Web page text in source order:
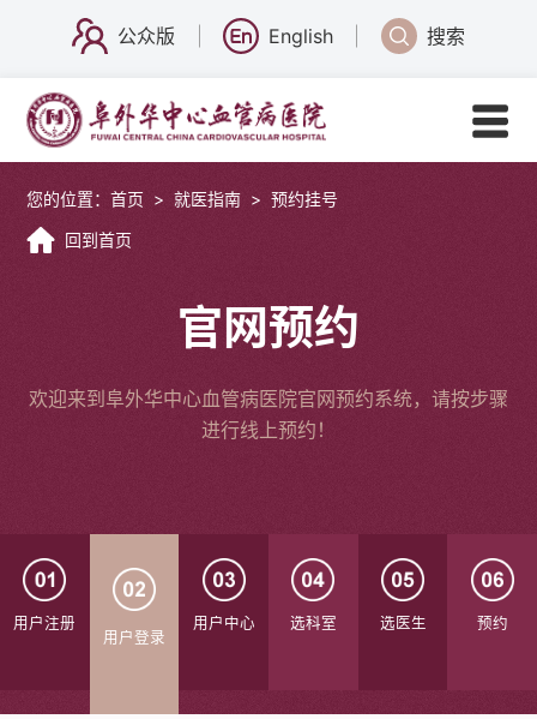
公众版 English 搜索
您的位置：首页 > 就医指南 > 预约挂号
回到首页
官网预约
欢迎来到阜外华中心血管病医院官网预约系统，请按步骤
进行线上预约！
用户注册
用户登录
用户中心 选科室 选医生 预约